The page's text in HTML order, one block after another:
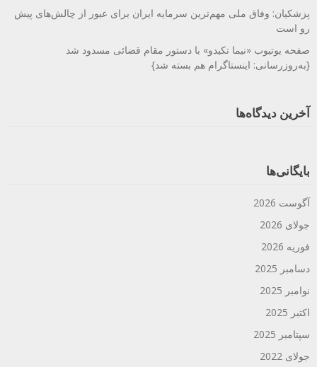
پزشکیان: وفاق ملی مهم‌ترین سرمایه ایران برای عبور از چالش‌های پیش
رو است
صفحه یوتیوب «نیما تکیدو» با دستور مقام قضائی مسدود شد
{به‌روزرسانی: اینستاگرام هم بسته شد}
آخرین دیدگاه‌ها
بایگانی‌ها
آگوست 2026
جولای 2026
فوریه 2026
دسامبر 2025
نوامبر 2025
اکتبر 2025
سپتامبر 2025
جولای 2022